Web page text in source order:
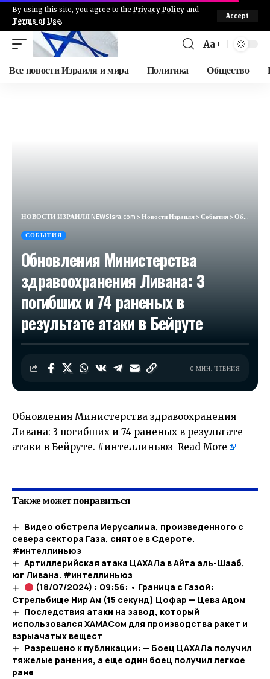
By using this site, you agree to the Privacy Policy and
Terms of Use.
Accept
Aa
Все новости Израиля и мира Политика Общество
НОВОСТИ ИЗРАИЛЯ NEWSisra.com >Новости Израиля>События>Обновления Министерства здравоохранения Ливана: 3 погибших и 74 раненых в результате атаки в Бейруте
СОБЫТИЯ
Обновления Министерства
здравоохранения Ливана: 3
погибших и 74 раненых в
результате атаки в Бейруте
0 МИН. ЧТЕНИЯ
Обновления Министерства здравоохранения
Ливана: 3 погибших и 74 раненых в результате
атаки в Бейруте. #интеллиньюз Read More
Также может понравиться
Видео обстрела Иерусалима, произведенного с
севера сектора Газа, снятое в Сдероте.
#интеллиньюз
Артиллерийская атака ЦАХАЛа в Айта аль-Шааб,
юг Ливана. #интеллиньюз
(18/07/2024) : 09:56: • Граница с Газой:
Стрельбище Нир Ам (15 секунд) Цофар — Цева Адом
Последствия атаки на завод, который
использовался ХАМАСом для производства ракет и
взрыачатых вещест
Разрешено к публикации: — Боец ЦАХАЛа получил
тяжелые ранения, а еще один боец ​​получил легкое
ране